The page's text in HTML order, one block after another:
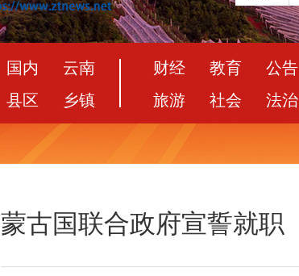
国内
云南
县区 乡镇
财经 教育
公告
旅游
社会 法治
蒙古国联合政府宣誓就职